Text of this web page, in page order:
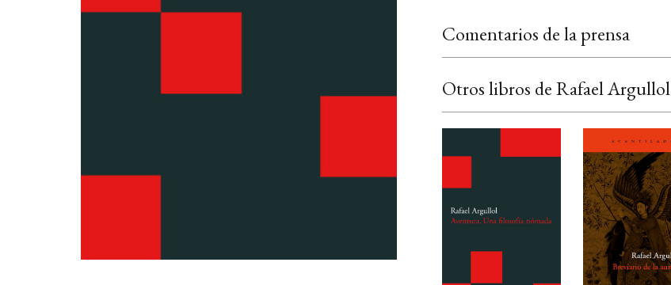
Comentarios de la prensa
Otros libros de Rafael Argullol